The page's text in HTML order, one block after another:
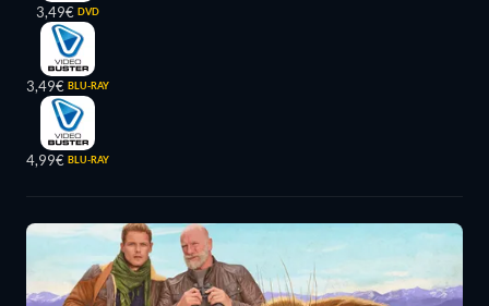
3,49€ DVD
3,49€ BLU-RAY
4,99€ BLU-RAY